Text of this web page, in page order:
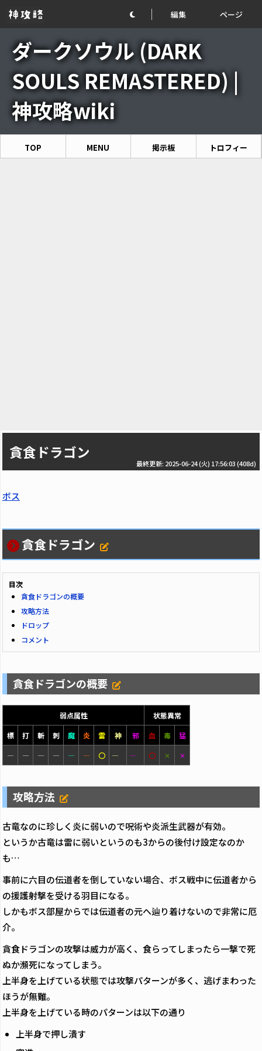
編集 ページ
ダークソウル (DARK
SOULS REMASTERED) |
神攻略wiki
TOP MENU 掲示板 トロフィー
貪食ドラゴン
最終更新: 2025-06-24 (火) 17:56:03(408d)
ボス
貪食ドラゴン
目次
貪食ドラゴンの概要
攻略方法
ドロップ
コメント
貪食ドラゴンの概要
弱点属性
状態異常
標
打 斬 刺 魔 炎 雷 神 邪 血 毒
猛
―
― ― ― ― ― 〇 ― ― 〇 ✕ ✕
攻略方法
古竜なのに珍しく炎に弱いので呪術や炎派生武器が有効。
というか古竜は雷に弱いというのも3からの後付け設定なのか
も…
事前に六目の伝道者を倒していない場合、ボス戦中に伝道者から
の援護射撃を受ける羽目になる。
しかもボス部屋からでは伝道者の元へ辿り着けないので非常に厄
介。
貪食ドラゴンの攻撃は威力が高く、食らってしまったら一撃で死
ぬか瀕死になってしまう。
上半身を上げている状態では攻撃パターンが多く、逃げまわった
ほうが無難。
上半身を上げている時のパターンは以下の通り
上半身で押し潰す